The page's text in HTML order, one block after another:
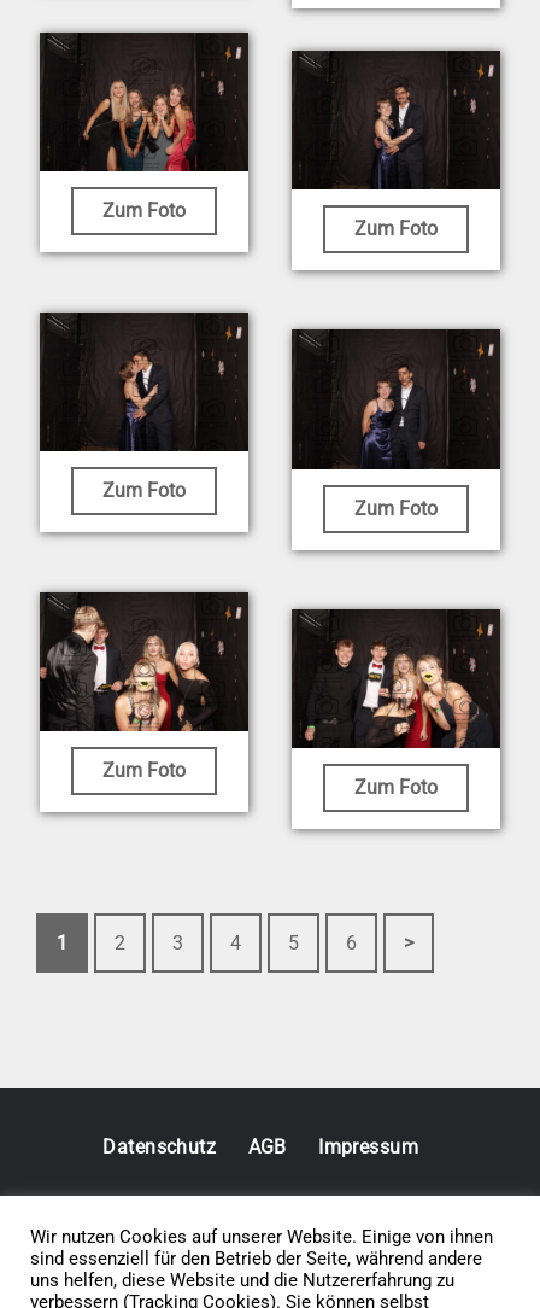
Zum Foto
Zum Foto
Zum Foto
Zum Foto
Zum Foto
Zum Foto
1 2 3 4 5 6 >
© 2026 • Elephants 5
Datenschutz AGB Impressum
Wir nutzen Cookies auf unserer Website. Einige von ihnen
sind essenziell für den Betrieb der Seite, während andere
uns helfen, diese Website und die Nutzererfahrung zu
verbessern (Tracking Cookies). Sie können selbst